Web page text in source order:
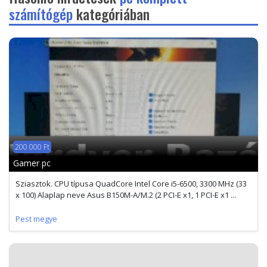
számítógépkategóriában
200 000 Ft
Gamer pc
Sziasztok. CPU típusa QuadCore Intel Core i5-6500, 3300 MHz (33
x 100) Alaplap neve Asus B150M-A/M.2 (2 PCI-E x1, 1 PCI-E x1 ...
Pest megye